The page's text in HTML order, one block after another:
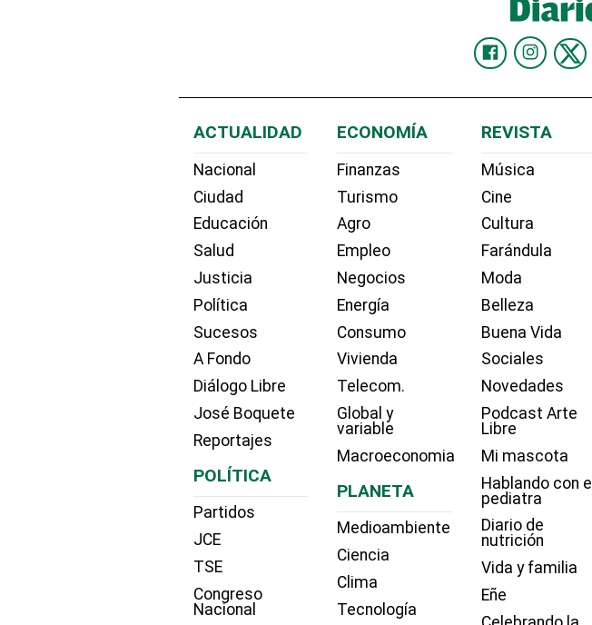
ACTUALIDAD
Nacional
Ciudad
Educación
Salud
Justicia
Política
Sucesos
A Fondo
Diálogo Libre
José Boquete
Reportajes
POLÍTICA
Partidos
JCE
TSE
Congreso
Nacional
ECONOMÍA
Finanzas
Turismo
Agro
Empleo
Negocios
Energía
Consumo
Vivienda
Telecom.
Global y
variable
Macroeconomia
PLANETA
Medioambiente
Ciencia
Clima
Tecnología
REVISTA
Música
Cine
Cultura
Farándula
Moda
Belleza
Buena Vida
Sociales
Novedades
Podcast Arte
Libre
Mi mascota
Hablando con el
pediatra
Diario de
nutrición
Vida y familia
Eñe